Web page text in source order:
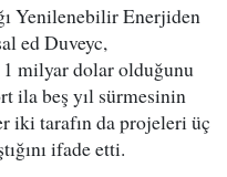
Yenilenebilir Enerjiden
ed Duveyc,
1 milyar dolar olduğunu
ila beş yıl sürmesinin
iki tarafın da projeleri üç
ifade etti.